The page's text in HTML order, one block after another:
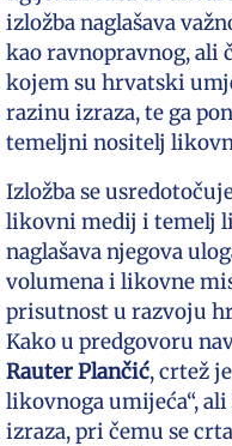
izložba naglašava
kao ravnopravnog, ali
kojem su hrvatski
razinu izraza, te ga
temeljni nositelj
Izložba se
likovni medij i temelj
naglašava njegova
volumena i likovne
prisutnost u razvoju
Kako u predgovoru
Rauter Plančić, crtež
likovnoga umijeća“,
izraza, pri čemu se